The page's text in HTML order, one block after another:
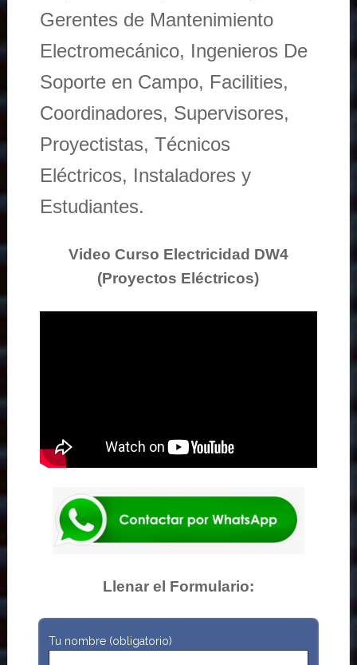
Gerentes de Mantenimiento
Electromecánico, Ingenieros De
Soporte en Campo, Facilities,
Coordinadores, Supervisores,
Proyectistas, Técnicos
Eléctricos, Instaladores y
Estudiantes.
Video Curso Electricidad DW4
(Proyectos Eléctricos)
Llenar el Formulario:
Tu nombre (obligatorio)